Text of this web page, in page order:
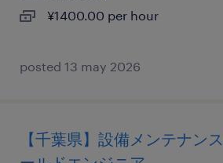
¥1400.00 per hour
posted 13 may 2026
【千葉県】設備メンテナン